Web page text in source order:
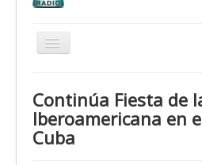
Cambiar
Nuevitas
Noticias
Continúa Fiesta de
Iberoamericana en
Cuba